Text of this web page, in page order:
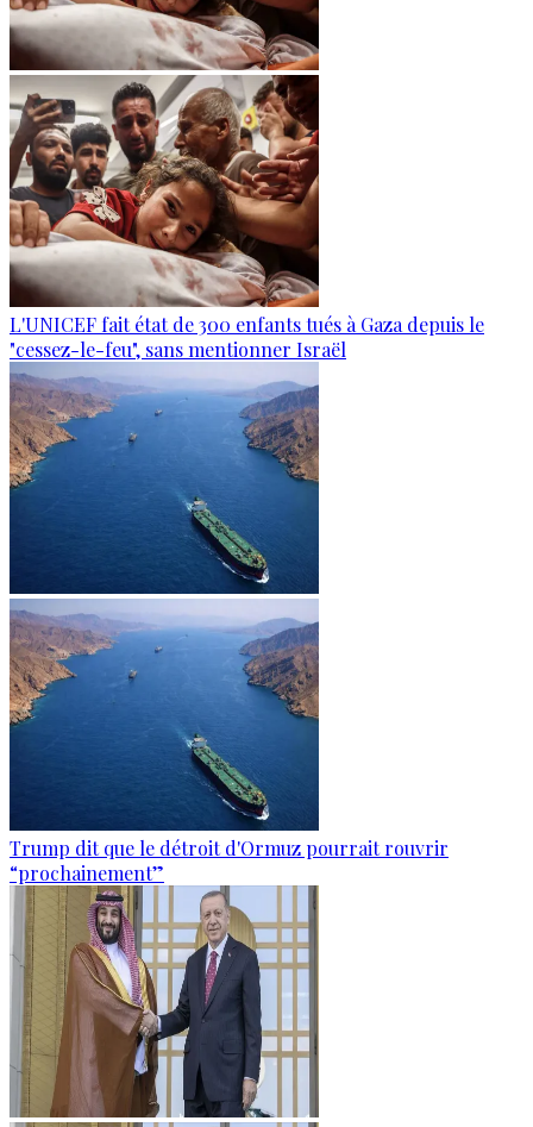
L'UNICEF fait état de 300 enfants tués à Gaza depuis le
"cessez-le-feu", sans mentionner Israël
Trump dit que le détroit d'Ormuz pourrait rouvrir
“prochainement”